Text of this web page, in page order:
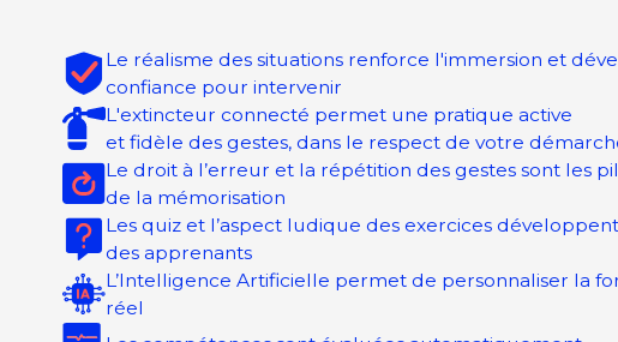
Le réalisme des situations renforce l'immersion et
confiance pour intervenir
L'extincteur connecté permet une pratique active
et fidèle des gestes, dans le respect de votre
Le droit à l’erreur et la répétition des gestes sont les
de la mémorisation
Les quiz et l’aspect ludique des exercices
des apprenants
L’Intelligence Artificielle permet de personnaliser la
réel